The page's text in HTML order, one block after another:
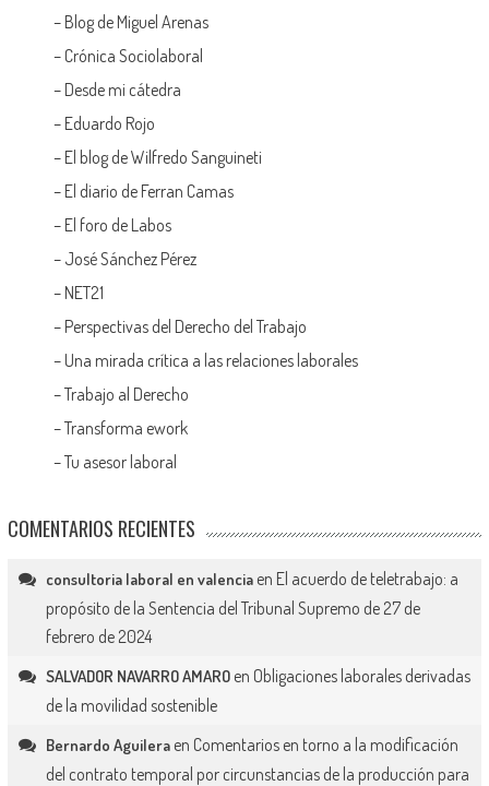
– Blog de Miguel Arenas
– Crónica Sociolaboral
– Desde mi cátedra
– Eduardo Rojo
– El blog de Wilfredo Sanguineti
– El diario de Ferran Camas
– El foro de Labos
– José Sánchez Pérez
– NET21
– Perspectivas del Derecho del Trabajo
– Una mirada crítica a las relaciones laborales
–Trabajo al Derecho
–Transforma ework
–Tu asesor laboral
COMENTARIOS RECIENTES
consultoria laboral en valenciaen El acuerdo de teletrabajo: a
propósito de la Sentencia del Tribunal Supremo de 27 de
febrero de 2024
SALVADOR NAVARRO AMAROen Obligaciones laborales derivadas
de la movilidad sostenible
Bernardo Aguileraen Comentarios en torno a la modificación
del contrato temporal por circunstancias de la producción para